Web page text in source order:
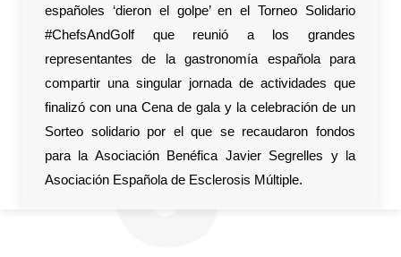
españoles ‘dieron el golpe’ en el Torneo Solidario
#ChefsAndGolf que reunió a los grandes
representantes de la gastronomía española para
compartir una singular jornada de actividades que
finalizó con una Cena de gala y la celebración de un
Sorteo solidario por el que se recaudaron fondos
para la Asociación Benéfica Javier Segrelles y la
Asociación Española de Esclerosis Múltiple.